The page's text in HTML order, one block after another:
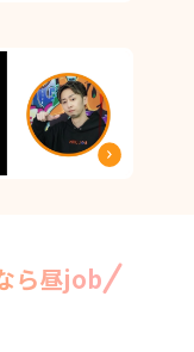
ら昼job